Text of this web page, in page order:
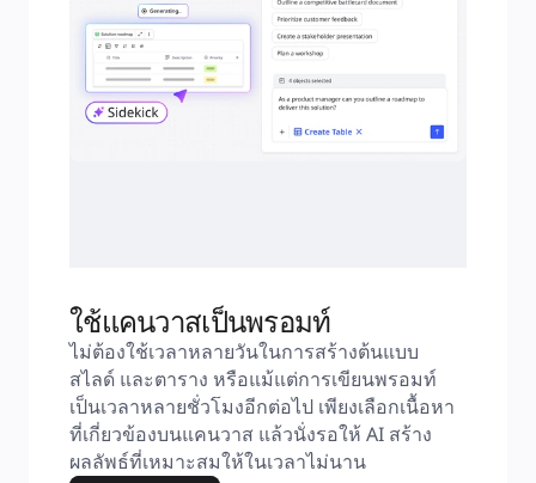
ใช้แคนวาสเป็นพรอมท์
ไม่ต้องใช้เวลาหลายวันในการสร้างต้นแบบ
สไลด์ และตาราง หรือแม้แต่การเขียนพรอมท์
เป็นเวลาหลายชั่วโมงอีกต่อไป เพียงเลือกเนื้อหา
ที่เกี่ยวข้องบนแคนวาส แล้วนั่งรอให้ AI สร้าง
ผลลัพธ์ที่เหมาะสมให้ในเวลาไม่นาน